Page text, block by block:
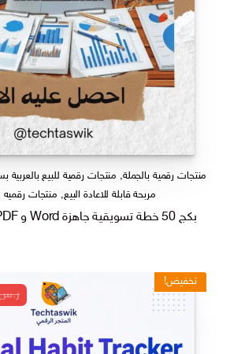
منتجات رقمية بالجملة, منتجات رقمية للبيع
مربحة قابلة للاعادة البيع, منتجات رقميه
بكج 50 خطة تسويقية جاهزة Word و PDF و Excel احترافية
تخفيض!